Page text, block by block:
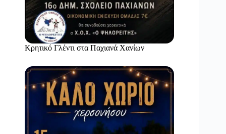
Κρητικό Γλέντι στα Παχιανά Χανίων